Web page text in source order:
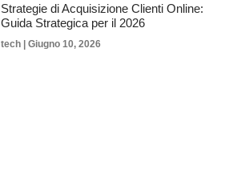
Strategie di Acquisizione Clienti Online:
Guida Strategica per il 2026
tech Giugno 10, 2026